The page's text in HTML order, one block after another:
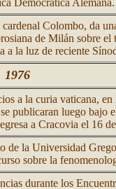
Democrática Alemana.
Colombo, da
de Milán sobre el
a la luz de reciente
1976
a la curia vaticana,
publicaran luego bajo
a Cracovia el 16
de la Universidad
sobre la
durante los